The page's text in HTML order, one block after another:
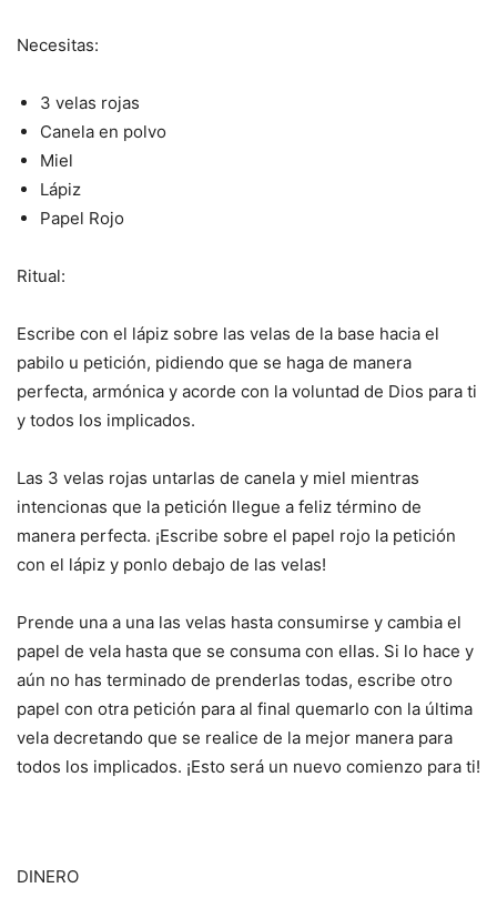
Necesitas:
3 velas rojas
Canela en polvo
Miel
Lápiz
Papel Rojo
Ritual:
Escribe con el lápiz sobre las velas de la base hacia el
pabilo u petición, pidiendo que se haga de manera
perfecta, armónica y acorde con la voluntad de Dios para ti
y todos los implicados.
Las 3 velas rojas untarlas de canela y miel mientras
intencionas que la petición llegue a feliz término de
manera perfecta. ¡Escribe sobre el papel rojo la petición
con el lápiz y ponlo debajo de las velas!
Prende una a una las velas hasta consumirse y cambia el
papel de vela hasta que se consuma con ellas. Si lo hace y
aún no has terminado de prenderlas todas, escribe otro
papel con otra petición para al final quemarlo con la última
vela decretando que se realice de la mejor manera para
todos los implicados. ¡Esto será un nuevo comienzo para ti!
DINERO